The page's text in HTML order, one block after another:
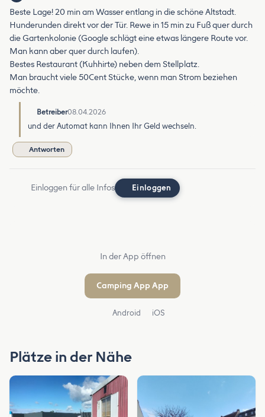
Beste Lage! 20 min am Wasser entlang in die schöne Altstadt.
Hunderunden direkt vor der Tür. Rewe in 15 min zu Fuß quer durch
die Gartenkolonie (Google schlägt eine etwas längere Route vor.
Man kann aber quer durch laufen).
Bestes Restaurant (Kuhhirte) neben dem Stellplatz.
Man braucht viele 50Cent Stücke, wenn man Strom beziehen
möchte.
Betreiber08.04.2026
und der Automat kann Ihnen Ihr Geld wechseln.
Antworten
Einloggen für alle Infos Einloggen
In der App öffnen
Camping App App
Android iOS
Plätze in der Nähe